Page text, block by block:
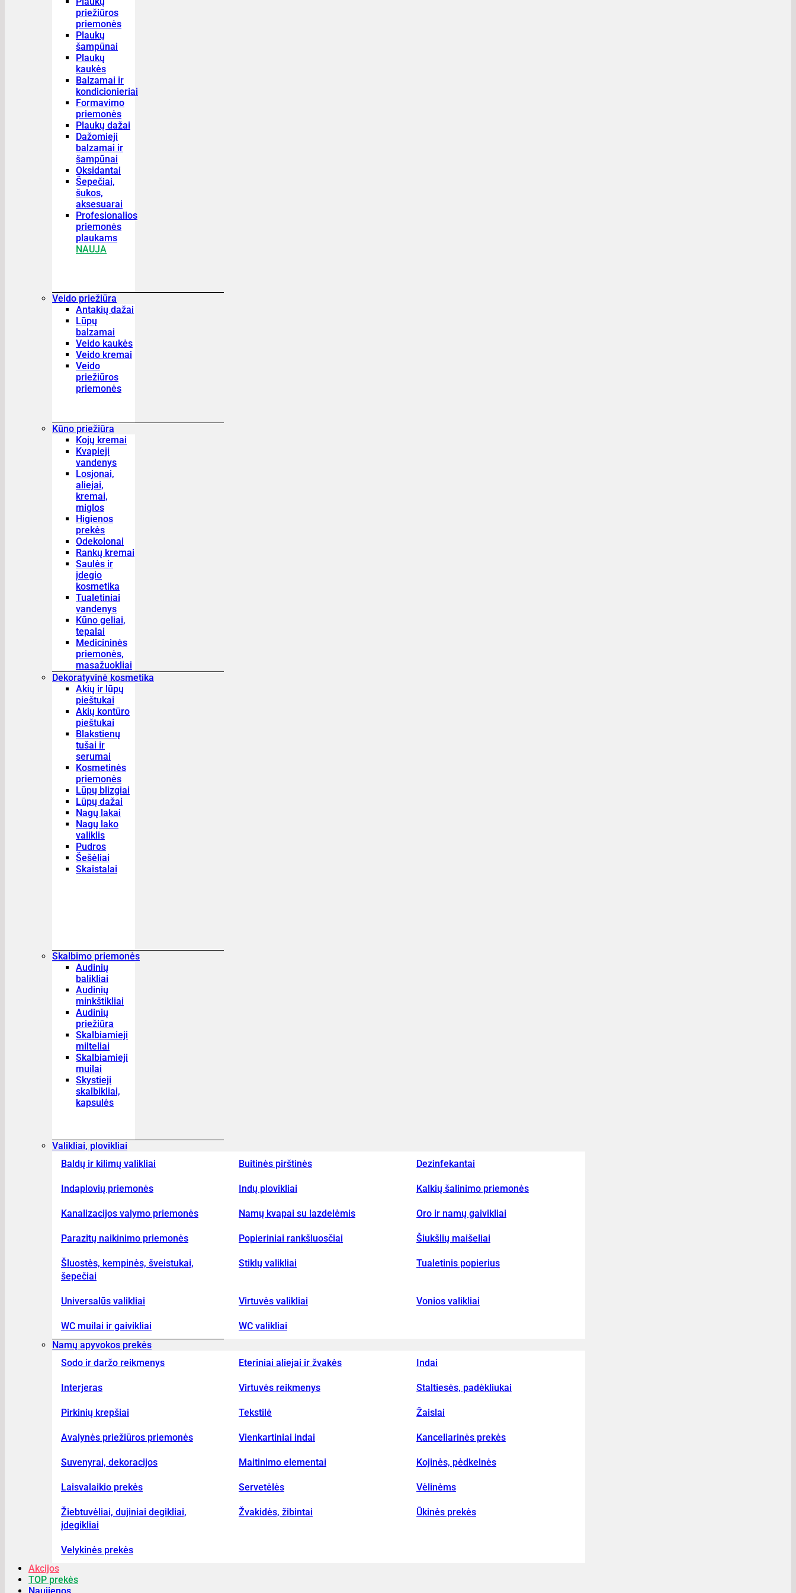
priežiūros
priemonės
Plaukų
šampūnai
Plaukų
kaukės
Balzamai ir
kondicionieriai
Formavimo
priemonės
Plaukų dažai
Dažomieji
balzamai ir
šampūnai
Oksidantai
Šepečiai,
šukos,
aksesuarai
Profesionalios
priemonės
plaukams
NAUJA
Veido priežiūra
Antakių dažai
Lūpų
balzamai
Veido kaukės
Veido kremai
Veido
priežiūros
priemonės
Kūno priežiūra
Kojų kremai
Kvapieji
vandenys
Losjonai,
aliejai,
kremai,
miglos
Higienos
prekės
Odekolonai
Rankų kremai
Saulės ir
įdegio
kosmetika
Tualetiniai
vandenys
Kūno geliai,
tepalai
Medicininės
priemonės,
masažuokliai
Dekoratyvinė kosmetika
Akių ir lūpų
pieštukai
Akių kontūro
pieštukai
Blakstienų
tušai ir
serumai
Kosmetinės
priemonės
Lūpų blizgiai
Lūpų dažai
Nagų lakai
Nagų lako
valiklis
Pudros
Šešėliai
Skaistalai
Skalbimo priemonės
Audinių
balikliai
Audinių
minkštikliai
Audinių
priežiūra
Skalbiamieji
milteliai
Skalbiamieji
muilai
Skystieji
skalbikliai,
kapsulės
Valikliai, plovikliai
Baldų ir kilimų valikliai
Buitinės pirštinės Dezinfekantai
Indaplovių priemonės Indų plovikliai Kalkių šalinimo priemonės
Kanalizacijos valymo priemonės Namų kvapai su lazdelėmis Oro ir namų gaivikliai
Parazitų naikinimo priemonės Popieriniai rankšluosčiai Šiukšlių maišeliai
Šluostės, kempinės, šveistukai,
šepečiai
Stiklų valikliai Tualetinis popierius
Universalūs valikliai Virtuvės valikliai Vonios valikliai
WC muilai ir gaivikliai
WC valikliai
Namų apyvokos prekės
Sodo ir daržo reikmenys
Eteriniai aliejai ir žvakės Indai
Interjeras Virtuvės reikmenys Staltiesės, padėkliukai
Pirkinių krepšiai Tekstilė Žaislai
Avalynės priežiūros priemonės Vienkartiniai indai Kanceliarinės prekės
Suvenyrai, dekoracijos Maitinimo elementai Kojinės, pėdkelnės
Laisvalaikio prekės Servetėlės Vėlinėms
Žiebtuvėliai, dujiniai degikliai,
įdegikliai
Žvakidės, žibintai Ūkinės prekės
Velykinės prekės
Akcijos
TOP prekės